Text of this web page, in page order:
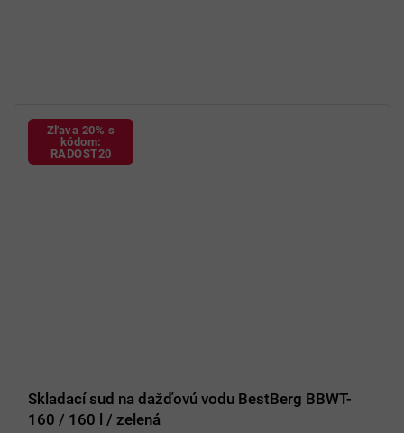
Zľava 20% s
kódom:
RADOST20
Skladací sud na dažďovú vodu BestBerg BBWT-
160 / 160 l / zelená